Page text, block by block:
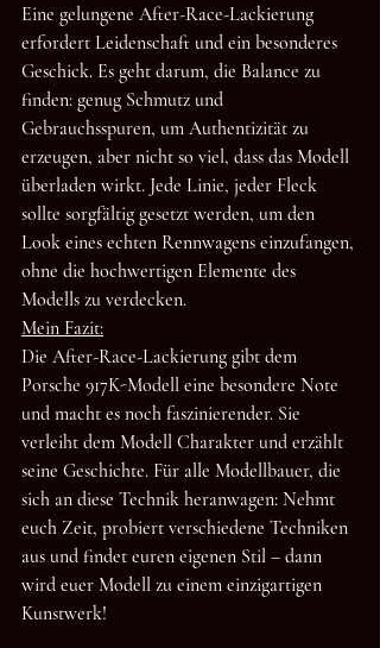
Eine gelungene After-Race-Lackierung
erfordert Leidenschaft und ein besonderes
Geschick. Es geht darum, die Balance zu
finden: genug Schmutz und
Gebrauchsspuren, um Authentizität zu
erzeugen, aber nicht so viel, dass das Modell
überladen wirkt. Jede Linie, jeder Fleck
sollte sorgfältig gesetzt werden, um den
Look eines echten Rennwagens einzufangen,
ohne die hochwertigen Elemente des
Modells zu verdecken.
Mein Fazit:
Die After-Race-Lackierung gibt dem
Porsche 917K-Modell eine besondere Note
und macht es noch faszinierender. Sie
verleiht dem Modell Charakter und erzählt
seine Geschichte. Für alle Modellbauer, die
sich an diese Technik heranwagen: Nehmt
euch Zeit, probiert verschiedene Techniken
aus und findet euren eigenen Stil – dann
wird euer Modell zu einem einzigartigen
Kunstwerk!